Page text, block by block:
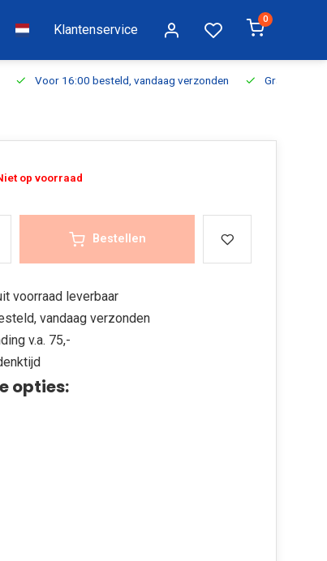
Klantenservice
0
Voor 16:00 besteld, vandaag verzonden Gratis
op voorraad
Bestellen
voorraad leverbaar
vandaag verzonden
v.a. 75,-
opties: